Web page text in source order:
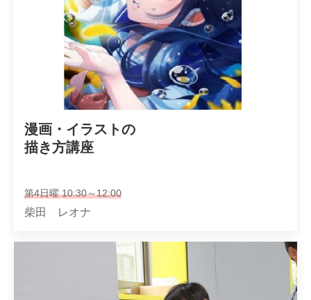
漫画・イラストの
描き方講座
第4日曜 10:30～12:00
柴田 レオナ